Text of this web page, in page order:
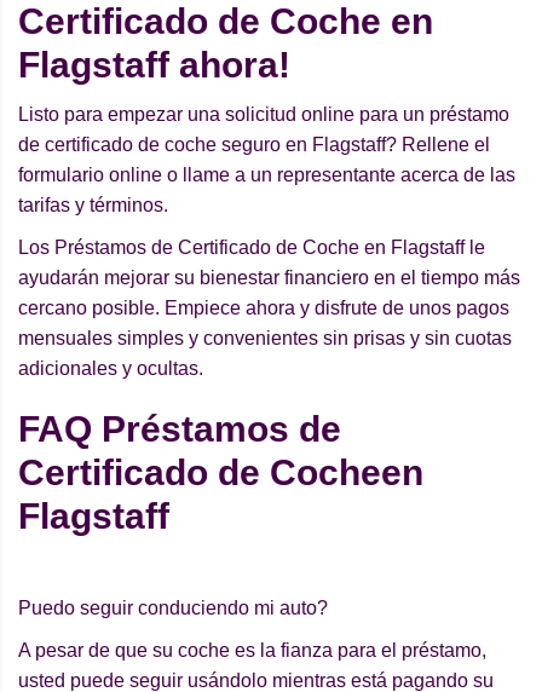
Certificado de Coche en
Flagstaff ahora!
Listo para empezar una solicitud online para un préstamo
de certificado de coche seguro en Flagstaff? Rellene el
formulario online o llame a un representante acerca de las
tarifas y términos.
Los Préstamos de Certificado de Coche en Flagstaff le
ayudarán mejorar su bienestar financiero en el tiempo más
cercano posible. Empiece ahora y disfrute de unos pagos
mensuales simples y convenientes sin prisas y sin cuotas
adicionales y ocultas.
FAQ Préstamos de
Certificado de Cocheen
Flagstaff
Puedo seguir conduciendo mi auto?
A pesar de que su coche es la fianza para el préstamo,
usted puede seguir usándolo mientras está pagando su